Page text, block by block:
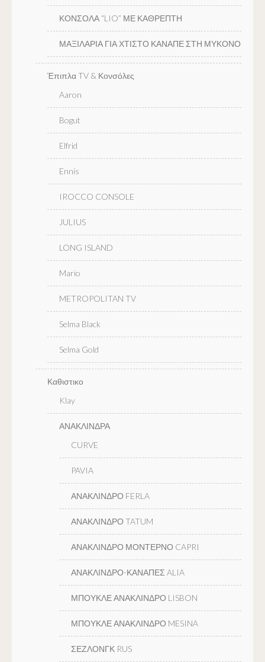
ΚΟΝΣΟΛΑ “LIO” ΜΕ ΚΑΘΡΕΠΤΗ
ΜΑΞΙΛΑΡΙΑ ΓΙΑ ΧΤΙΣΤΟ ΚΑΝΑΠΕ ΣΤΗ ΜΥΚΟΝΟ
Έπιπλα TV & Κονσόλες
Aaron
Bogut
Elfrid
Ennis
IROCCO CONSOLE
JULIUS
LONG ISLAND
Mario
METROPOLITAN TV
Selma Black
Selma Gold
Καθιστικο
Klay
ΑΝΑΚΛΙΝΔΡΑ
CURVE
PAVIA
ΑΝΑΚΛΙΝΔΡΟ FERLA
ΑΝΑΚΛΙΝΔΡΟ TATUM
ΑΝΑΚΛΙΝΔΡΟ ΜΟΝΤΕΡΝΟ CAPRI
ΑΝΑΚΛΙΝΔΡΟ-ΚΑΝΑΠΕΣ ALIA
ΜΠΟΥΚΛΕ ΑΝΑΚΛΙΝΔΡΟ LISBON
ΜΠΟΥΚΛΕ ΑΝΑΚΛΙΝΔΡΟ MESINA
ΣΕΖΛΟΝΓΚ RUS